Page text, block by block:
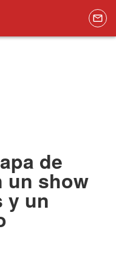
de
un show
y un